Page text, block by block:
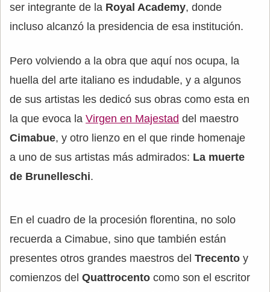
ser integrante de la Royal Academy, donde
incluso alcanzó la presidencia de esa institución.
Pero volviendo a la obra que aquí nos ocupa, la
huella del arte italiano es indudable, y a algunos
de sus artistas les dedicó sus obras como esta en
la que evoca la Virgen en Majestad del maestro
Cimabue, y otro lienzo en el que rinde homenaje
a uno de sus artistas más admirados: La muerte
de Brunelleschi.
En el cuadro de la procesión florentina, no solo
recuerda a Cimabue, sino que también están
presentes otros grandes maestros del Trecento y
comienzos del Quattrocento como son el escritor